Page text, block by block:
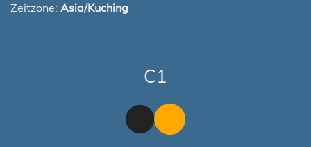
Zeitzone: Asia/Kuching
C1